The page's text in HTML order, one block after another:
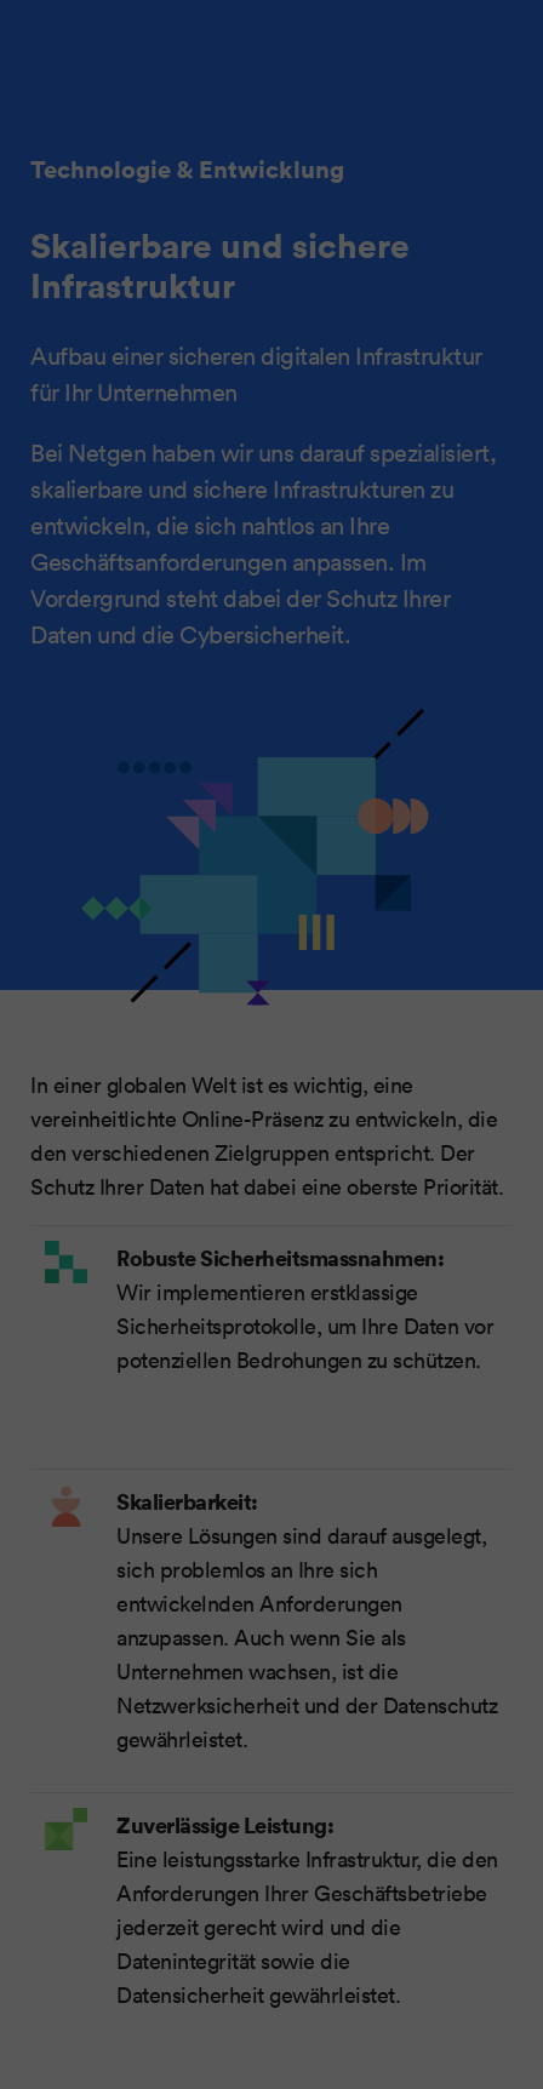
Technologie & Entwicklung
Skalierbare und sichere
Infrastruktur
Aufbau einer sicheren digitalen Infrastruktur
für Ihr Unternehmen
Bei Netgen haben wir uns darauf spezialisiert,
skalierbare und sichere Infrastrukturen zu
entwickeln, die sich nahtlos an Ihre
Geschäftsanforderungen anpassen. Im
Vordergrund steht dabei der Schutz Ihrer
Daten und die Cybersicherheit.
In einer globalen Welt ist es wichtig, eine
vereinheitlichte Online-Präsenz zu entwickeln, die
den verschiedenen Zielgruppen entspricht. Der
Schutz Ihrer Daten hat dabei eine oberste Priorität.
Robuste Sicherheitsmassnahmen:
Wir implementieren erstklassige
Sicherheitsprotokolle, um Ihre Daten vor
potenziellen Bedrohungen zu schützen.
Skalierbarkeit:
Unsere Lösungen sind darauf ausgelegt,
sich problemlos an Ihre sich
entwickelnden Anforderungen
anzupassen. Auch wenn Sie als
Unternehmen wachsen, ist die
Netzwerksicherheit und der Datenschutz
gewährleistet.
Zuverlässige Leistung:
Eine leistungsstarke Infrastruktur, die den
Anforderungen Ihrer Geschäftsbetriebe
jederzeit gerecht wird und die
Datenintegrität sowie die
Datensicherheit gewährleistet.